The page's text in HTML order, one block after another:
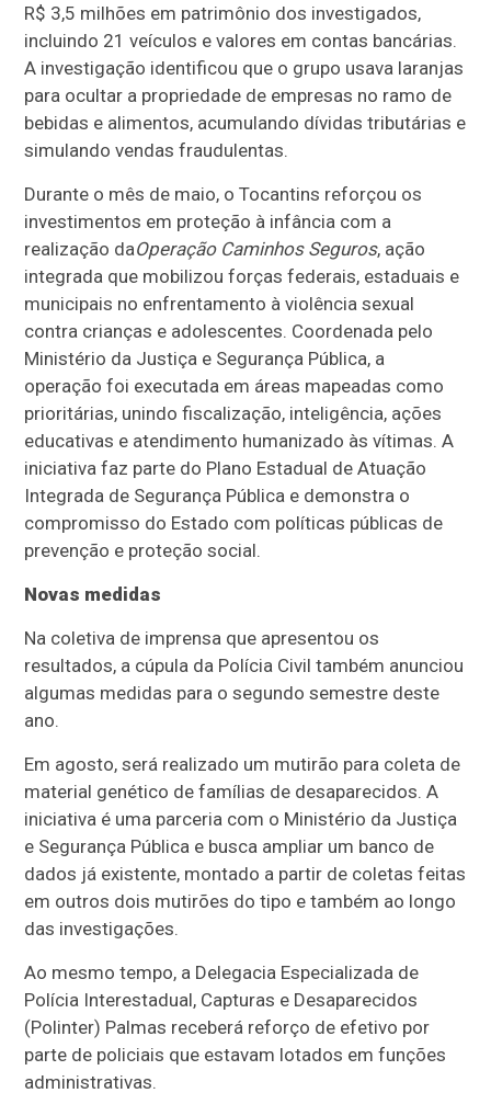
R$ 3,5 milhões em patrimônio dos investigados,
incluindo 21 veículos e valores em contas bancárias.
A investigação identificou que o grupo usava laranjas
para ocultar a propriedade de empresas no ramo de
bebidas e alimentos, acumulando dívidas tributárias e
simulando vendas fraudulentas.
Durante o mês de maio, o Tocantins reforçou os
investimentos em proteção à infância com a
realização daOperação Caminhos Seguros, ação
integrada que mobilizou forças federais, estaduais e
municipais no enfrentamento à violência sexual
contra crianças e adolescentes. Coordenada pelo
Ministério da Justiça e Segurança Pública, a
operação foi executada em áreas mapeadas como
prioritárias, unindo fiscalização, inteligência, ações
educativas e atendimento humanizado às vítimas. A
iniciativa faz parte do Plano Estadual de Atuação
Integrada de Segurança Pública e demonstra o
compromisso do Estado com políticas públicas de
prevenção e proteção social.
Novas medidas
Na coletiva de imprensa que apresentou os
resultados, a cúpula da Polícia Civil também anunciou
algumas medidas para o segundo semestre deste
ano.
Em agosto, será realizado um mutirão para coleta de
material genético de famílias de desaparecidos. A
iniciativa é uma parceria com o Ministério da Justiça
e Segurança Pública e busca ampliar um banco de
dados já existente, montado a partir de coletas feitas
em outros dois mutirões do tipo e também ao longo
das investigações.
Ao mesmo tempo, a Delegacia Especializada de
Polícia Interestadual, Capturas e Desaparecidos
(Polinter) Palmas receberá reforço de efetivo por
parte de policiais que estavam lotados em funções
administrativas.